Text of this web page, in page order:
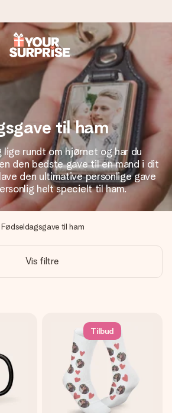
inden for 1 hverdag
omhu og sender den lynhurtigt – så
det helt rette tidspunkt, når den
+15.000 anmeldelser)
Kunderne giver os 4,7 på Google
få trin – med hendes navn, et
besked, der går lige i hendes hjerte.
en masse kærlighed i
til ham
lige rundt om hjørnet og har du
den bedste gave til en mand i dit
den ultimative personlige gave
som er gjort helt personlig helt specielt til ham.
Fødseldagsgave til ham
Vis filtre
Tilbud